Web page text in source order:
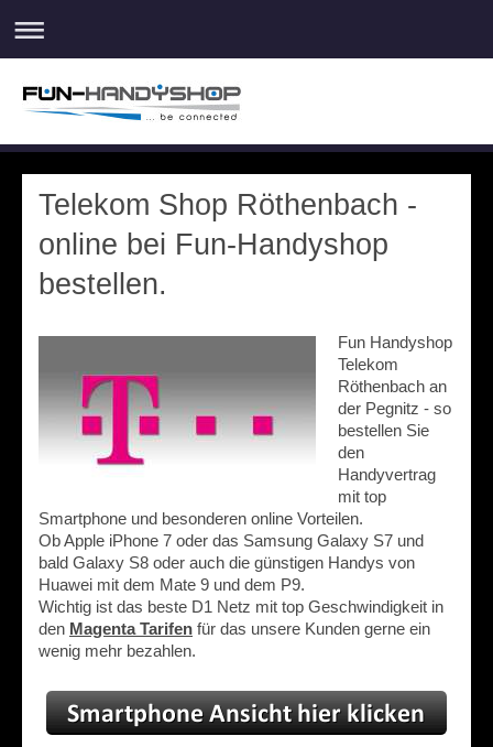
Telekom Shop Röthenbach -
online bei Fun-Handyshop
bestellen.
Fun Handyshop
Telekom
Röthenbach an
der Pegnitz - so
bestellen Sie
den
Handyvertrag
mit top
Smartphone und besonderen online Vorteilen.
Ob Apple iPhone 7 oder das Samsung Galaxy S7 und
bald Galaxy S8 oder auch die günstigen Handys von
Huawei mit dem Mate 9 und dem P9.
Wichtig ist das beste D1 Netz mit top Geschwindigkeit in
den Magenta Tarifen für das unsere Kunden gerne ein
wenig mehr bezahlen.